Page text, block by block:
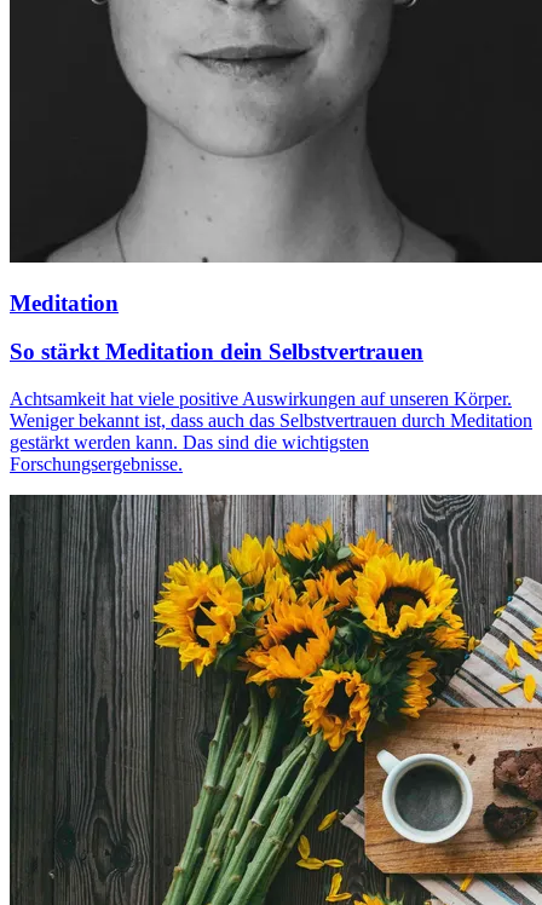
Meditation
So stärkt Meditation dein Selbstvertrauen
Achtsamkeit hat viele positive Auswirkungen auf unseren Körper.
Weniger bekannt ist, dass auch das Selbstvertrauen durch Meditation
gestärkt werden kann. Das sind die wichtigsten
Forschungsergebnisse.